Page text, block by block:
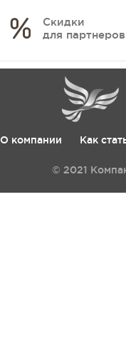
Скидки
для партнеров
О компании Как
© 2021